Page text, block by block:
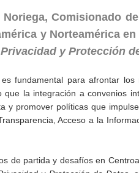
Comisionado
y Norteamérica
y Protección
fundamental para afrontar
que la integración a convenios
y promover políticas que
Acceso a la
de partida y desafíos en